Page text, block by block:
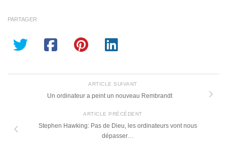
PARTAGER
ARTICLE SUIVANT
Un ordinateur a peint un nouveau Rembrandt
ARTICLE PRÉCÉDENT
Stephen Hawking: Pas de Dieu, les ordinateurs vont nous
dépasser…